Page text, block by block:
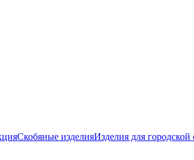
Скобяные изделияИзделия для городской